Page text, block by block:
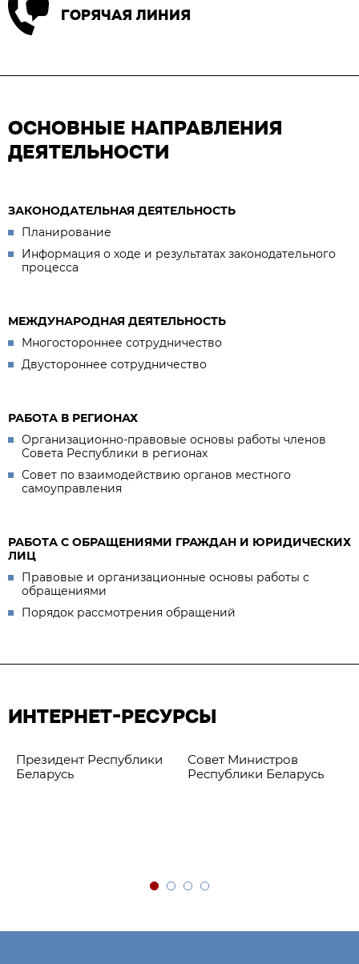
ГОРЯЧАЯ ЛИНИЯ
ОСНОВНЫЕ НАПРАВЛЕНИЯ
ДЕЯТЕЛЬНОСТИ
ЗАКОНОДАТЕЛЬНАЯ ДЕЯТЕЛЬНОСТЬ
Планирование
Информация о ходе и результатах законодательного
процесса
МЕЖДУНАРОДНАЯ ДЕЯТЕЛЬНОСТЬ
Многостороннее сотрудничество
Двустороннее сотрудничество
РАБОТА В РЕГИОНАХ
Организационно-правовые основы работы членов
Совета Республики в регионах
Совет по взаимодействию органов местного
самоуправления
РАБОТА С ОБРАЩЕНИЯМИ ГРАЖДАН И ЮРИДИЧЕСКИХ
ЛИЦ
Правовые и организационные основы работы с
обращениями
Порядок рассмотрения обращений
ИНТЕРНЕТ-РЕСУРСЫ
Президент Республики
Беларусь
Совет Министров
Республики Беларусь